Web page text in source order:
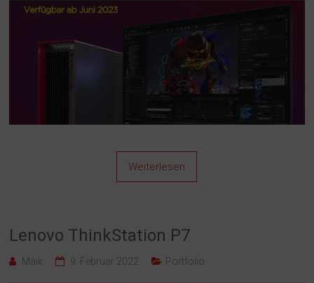
Weiterlesen
Lenovo ThinkStation P7
Maik 9. Februar 2022 Portfolio